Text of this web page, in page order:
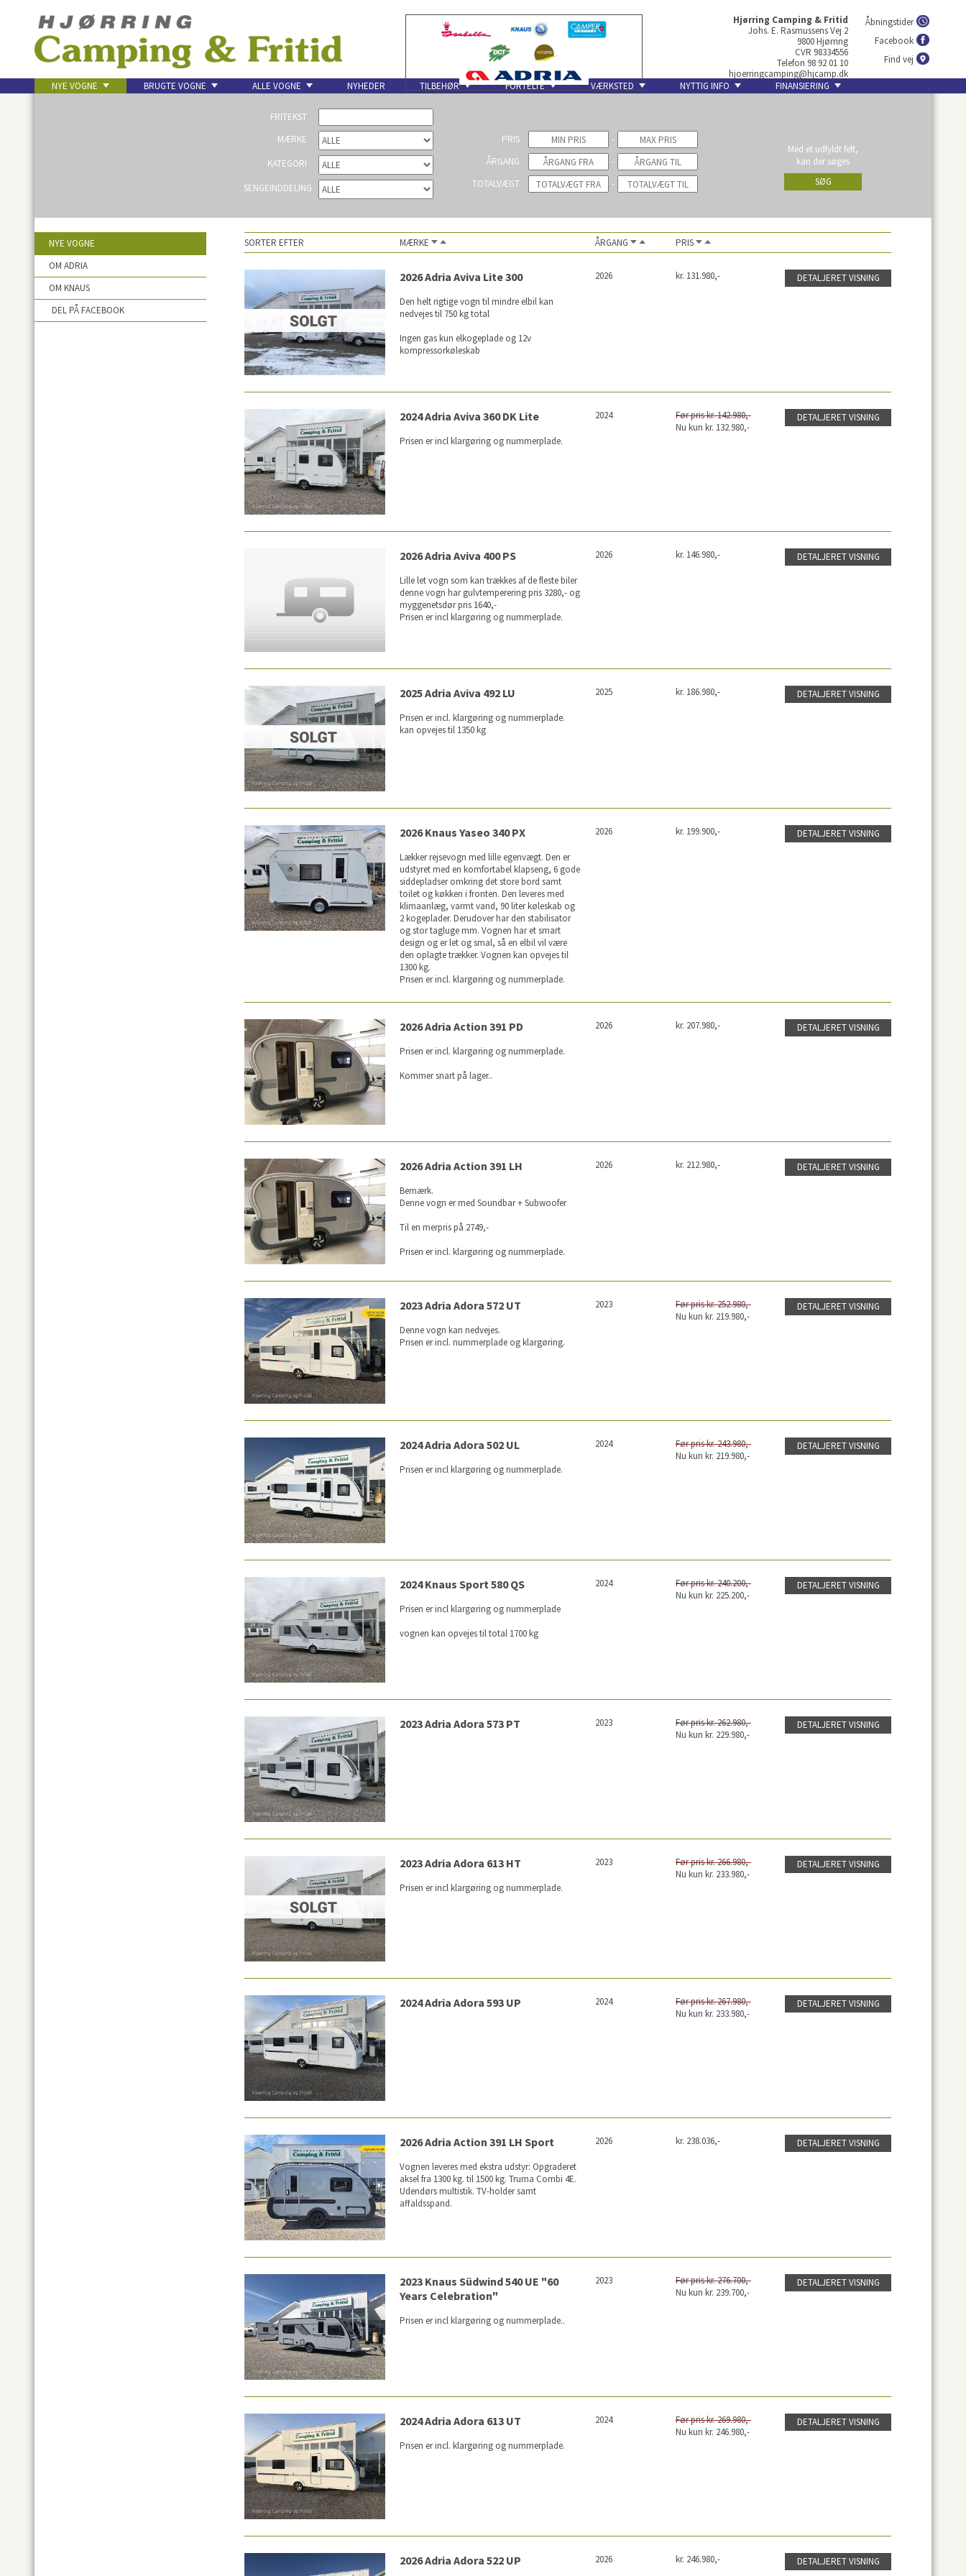
Hjørring Camping & Fritid
Johs. E. Rasmussens Vej 2
9800 Hjørring
CVR 98334556
Telefon 98 92 01 10
hjoerringcamping@hjcamp.dk
Åbningstider
Facebook
Find vej
NYE VOGNE BRUGTE VOGNE ALLE VOGNE NYHEDER TILBEHØR FORTELTE VÆRKSTED NYTTIG INFO
FINANSIERING
FRITEKST
MÆRKE
KATEGORI
SENGEINDDELING
PRIS
-
ÅRGANG
-
TOTALVÆGT
-
Med et udfyldt felt,
kan der søges
SØG
NYE VOGNE
OM ADRIA
OM KNAUS
DEL PÅ FACEBOOK
SORTER EFTER MÆRKE ÅRGANG PRIS
2026 Adria Aviva Lite 300
Den helt rigtige vogn til mindre elbil kan
nedvejes til 750 kg total
Ingen gas kun elkogeplade og 12v
kompressorkøleskab
2026 kr. 131.980,- DETALJERET VISNING
2024 Adria Aviva 360 DK Lite
Prisen er incl klargøring og nummerplade.
2024
Før pris kr. 142.980,-
Nu kun kr. 132.980,-
DETALJERET VISNING
2026 Adria Aviva 400 PS
Lille let vogn som kan trækkes af de fleste biler
denne vogn har gulvtemperering pris 3280,- og
myggenetsdør pris 1640,-
Prisen er incl klargøring og nummerplade.
2026 kr. 146.980,- DETALJERET VISNING
2025 Adria Aviva 492 LU
Prisen er incl. klargøring og nummerplade.
kan opvejes til 1350 kg
2025 kr. 186.980,- DETALJERET VISNING
2026 Knaus Yaseo 340 PX
Lækker rejsevogn med lille egenvægt. Den er
udstyret med en komfortabel klapseng, 6 gode
siddepladser omkring det store bord samt
toilet og køkken i fronten. Den leveres med
klimaanlæg, varmt vand, 90 liter køleskab og
2 kogeplader. Derudover har den stabilisator
og stor tagluge mm. Vognen har et smart
design og er let og smal, så en elbil vil være
den oplagte trækker. Vognen kan opvejes til
1300 kg.
Prisen er incl. klargøring og nummerplade.
2026 kr. 199.900,- DETALJERET VISNING
2026 Adria Action 391 PD
Prisen er incl. klargøring og nummerplade.
Kommer snart på lager..
2026 kr. 207.980,- DETALJERET VISNING
2026 Adria Action 391 LH
Bemærk.
Denne vogn er med Soundbar + Subwoofer
Til en merpris på 2749,-
Prisen er incl. klargøring og nummerplade.
2026 kr. 212.980,- DETALJERET VISNING
2023 Adria Adora 572 UT
Denne vogn kan nedvejes.
Prisen er incl. nummerplade og klargøring.
2023
Før pris kr. 252.980,-
Nu kun kr. 219.980,-
DETALJERET VISNING
2024 Adria Adora 502 UL
Prisen er incl klargøring og nummerplade.
2024
Før pris kr. 243.980,-
Nu kun kr. 219.980,-
DETALJERET VISNING
2024 Knaus Sport 580 QS
Prisen er incl klargøring og nummerplade
vognen kan opvejes til total 1700 kg
2024
Før pris kr. 240.200,-
Nu kun kr. 225.200,-
DETALJERET VISNING
2023 Adria Adora 573 PT 2023
Før pris kr. 262.980,-
Nu kun kr. 229.980,-
DETALJERET VISNING
2023 Adria Adora 613 HT
Prisen er incl klargøring og nummerplade.
2023
Før pris kr. 266.980,-
Nu kun kr. 233.980,-
DETALJERET VISNING
2024 Adria Adora 593 UP 2024
Før pris kr. 267.980,-
Nu kun kr. 233.980,-
DETALJERET VISNING
2026 Adria Action 391 LH Sport
Vognen leveres med ekstra udstyr: Opgraderet
aksel fra 1300 kg. til 1500 kg. Truma Combi 4E.
Udendørs multistik. TV-holder samt
affaldsspand.
2026 kr. 238.036,- DETALJERET VISNING
2023 Knaus Südwind 540 UE "60
Years Celebration"
Prisen er incl klargøring og nummerplade..
2023
Før pris kr. 276.700,-
Nu kun kr. 239.700,-
DETALJERET VISNING
2024 Adria Adora 613 UT
Prisen er incl. klargøring og nummerplade.
2024
Før pris kr. 269.980,-
Nu kun kr. 246.980,-
DETALJERET VISNING
2026 Adria Adora 522 UP 2026 kr. 246.980,- DETALJERET VISNING